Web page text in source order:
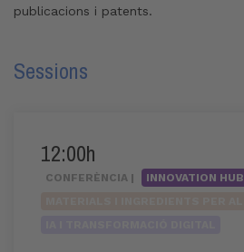
publicacions i patents.
Sessions
12:00h
CONFERÈNCIA |
INNOVATION HUB